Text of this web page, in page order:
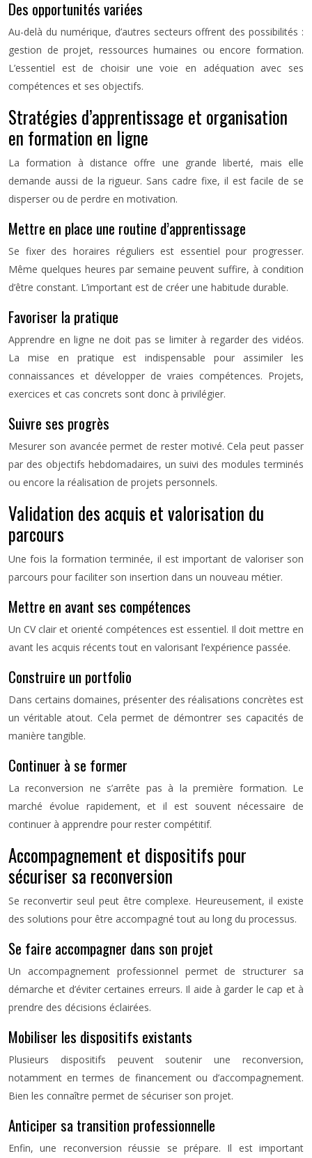
Des opportunités variées
Au-delà du numérique, d’autres secteurs offrent des possibilités :
gestion de projet, ressources humaines ou encore formation.
L’essentiel est de choisir une voie en adéquation avec ses
compétences et ses objectifs.
Stratégies d’apprentissage et organisation
en formation en ligne
La formation à distance offre une grande liberté, mais elle
demande aussi de la rigueur. Sans cadre fixe, il est facile de se
disperser ou de perdre en motivation.
Mettre en place une routine d’apprentissage
Se fixer des horaires réguliers est essentiel pour progresser.
Même quelques heures par semaine peuvent suffire, à condition
d’être constant. L’important est de créer une habitude durable.
Favoriser la pratique
Apprendre en ligne ne doit pas se limiter à regarder des vidéos.
La mise en pratique est indispensable pour assimiler les
connaissances et développer de vraies compétences. Projets,
exercices et cas concrets sont donc à privilégier.
Suivre ses progrès
Mesurer son avancée permet de rester motivé. Cela peut passer
par des objectifs hebdomadaires, un suivi des modules terminés
ou encore la réalisation de projets personnels.
Validation des acquis et valorisation du
parcours
Une fois la formation terminée, il est important de valoriser son
parcours pour faciliter son insertion dans un nouveau métier.
Mettre en avant ses compétences
Un CV clair et orienté compétences est essentiel. Il doit mettre en
avant les acquis récents tout en valorisant l’expérience passée.
Construire un portfolio
Dans certains domaines, présenter des réalisations concrètes est
un véritable atout. Cela permet de démontrer ses capacités de
manière tangible.
Continuer à se former
La reconversion ne s’arrête pas à la première formation. Le
marché évolue rapidement, et il est souvent nécessaire de
continuer à apprendre pour rester compétitif.
Accompagnement et dispositifs pour
sécuriser sa reconversion
Se reconvertir seul peut être complexe. Heureusement, il existe
des solutions pour être accompagné tout au long du processus.
Se faire accompagner dans son projet
Un accompagnement professionnel permet de structurer sa
démarche et d’éviter certaines erreurs. Il aide à garder le cap et à
prendre des décisions éclairées.
Mobiliser les dispositifs existants
Plusieurs dispositifs peuvent soutenir une reconversion,
notamment en termes de financement ou d’accompagnement.
Bien les connaître permet de sécuriser son projet.
Anticiper sa transition professionnelle
Enfin, une reconversion réussie se prépare. Il est important